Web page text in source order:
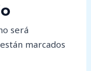
será
marcados